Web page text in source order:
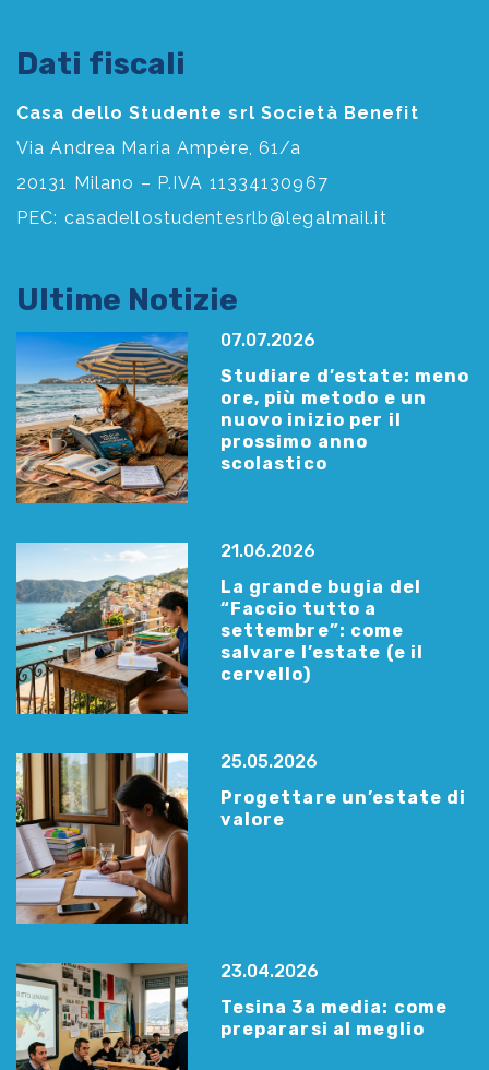
Dati fiscali
Casa dello Studente srl Società Benefit
Via Andrea Maria Ampère, 61/a
20131 Milano – P.IVA 11334130967
PEC: casadellostudentesrlb@legalmail.it
Ultime Notizie
07.07.2026
Studiare d’estate: meno
ore, più metodo e un
nuovo inizio per il
prossimo anno
scolastico
21.06.2026
La grande bugia del
“Faccio tutto a
settembre”: come
salvare l’estate (e il
cervello)
25.05.2026
Progettare un’estate di
valore
23.04.2026
Tesina 3a media: come
prepararsi al meglio